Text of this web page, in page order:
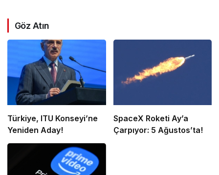
Göz Atın
Türkiye, ITU Konseyi’ne
Yeniden Aday!
SpaceX Roketi Ay’a
Çarpıyor: 5 Ağustos’ta!